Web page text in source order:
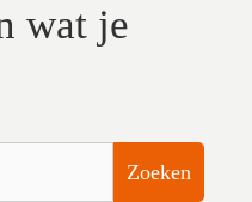
wat je
Zoeken